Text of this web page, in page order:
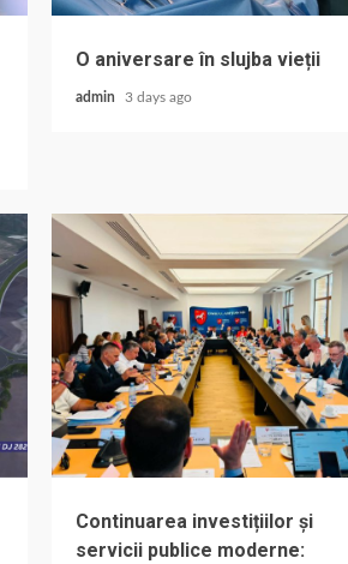
O aniversare în slujba vieții
admin 3 days ago
Continuarea investițiilor și
servicii publice moderne: